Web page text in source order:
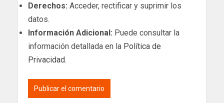
Derechos: Acceder, rectificar y suprimir los
datos.
Información Adicional: Puede consultar la
información detallada en la Política de
Privacidad.